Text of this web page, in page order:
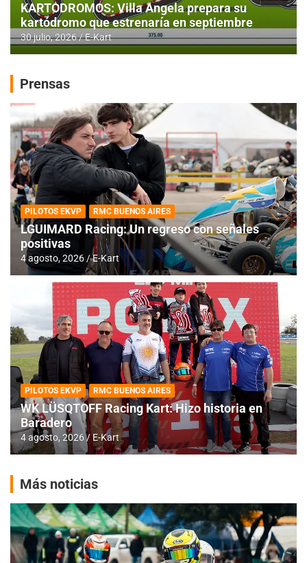
KARTODROMOS: Villa Angela prepara su
kartódromo que estrenaría en septiembre
30 julio, 2026 E-Kart
Prensas
PILOTOS EKVP RMC BUENOS AIRES
LGUIMARD Racing: Un regreso con señales
positivas
4 agosto, 2026 E-Kart
PILOTOS EKVP RMC BUENOS AIRES
WK LÜSQTOFF Racing Kart: Hizo historia en
Baradero
4 agosto, 2026 E-Kart
Más noticias